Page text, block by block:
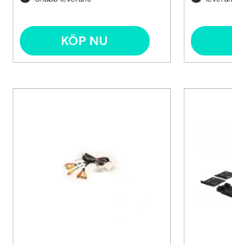
KÖP NU